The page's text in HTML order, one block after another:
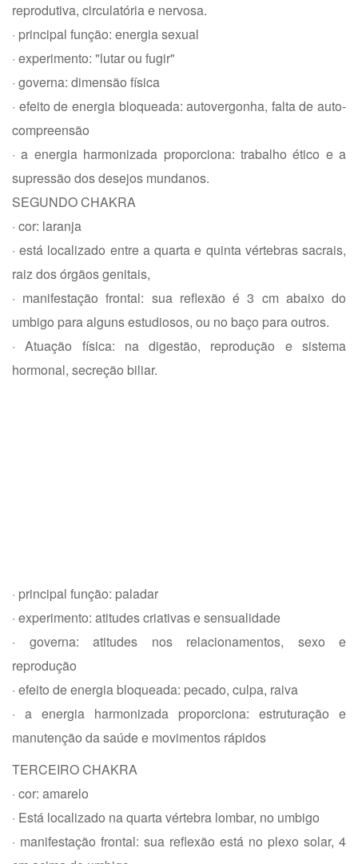
reprodutiva, circulatória e nervosa.
· principal função: energia sexual
· experimento: "lutar ou fugir"
· governa: dimensão física
· efeito de energia bloqueada: autovergonha, falta de auto-
compreensão
· a energia harmonizada proporciona: trabalho ético e a
supressão dos desejos mundanos.
SEGUNDO CHAKRA
· cor: laranja
· está localizado entre a quarta e quinta vértebras sacrais,
raiz dos órgãos genitais,
· manifestação frontal: sua reflexão é 3 cm abaixo do
umbigo para alguns estudiosos, ou no baço para outros.
· Atuação física: na digestão, reprodução e sistema
hormonal, secreção biliar.
· principal função: paladar
· experimento: atitudes criativas e sensualidade
· governa: atitudes nos relacionamentos, sexo e
reprodução
· efeito de energia bloqueada: pecado, culpa, raiva
· a energia harmonizada proporciona: estruturação e
manutenção da saúde e movimentos rápidos
TERCEIRO CHAKRA
· cor: amarelo
· Está localizado na quarta vértebra lombar, no umbigo
· manifestação frontal: sua reflexão está no plexo solar, 4